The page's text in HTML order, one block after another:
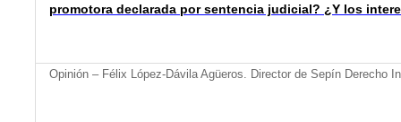
promotora declarada por sentencia judicial? ¿Y los
Opinión – Félix López-Dávila Agüeros. Director de Sepín Derecho